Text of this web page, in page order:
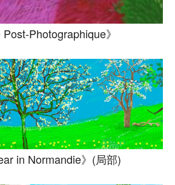
Photographique》
in Normandie》(局部)